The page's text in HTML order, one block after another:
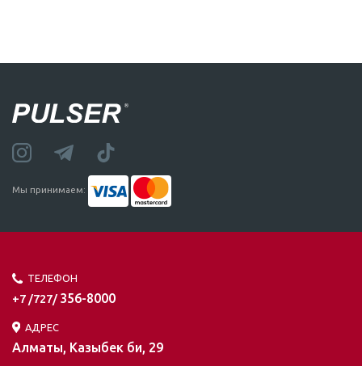
Мы принимаем:
ТЕЛЕФОН
+7 /727/ 356-8000
АДРЕС
Алматы, Казыбек би, 29